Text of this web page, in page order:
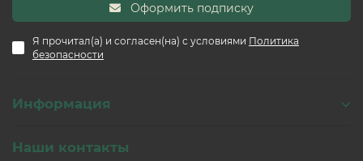
Оформить подписку
Я прочитал(а) и согласен(на) с условиями Политика
безопасности
Информация
Наши контакты